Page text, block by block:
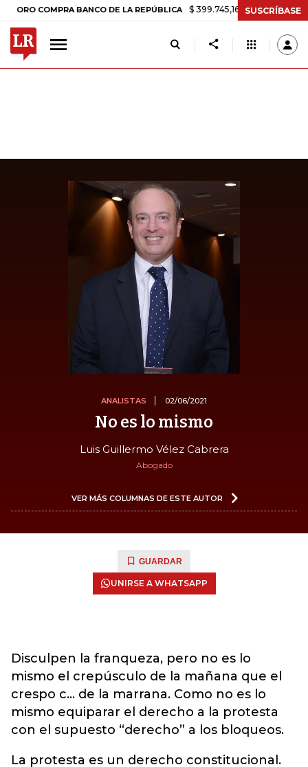
COMPRA BANCO DE LA REPÚBLICA $ 399.745,16 +$ 2.295,71 +0,58%
SUSCRÍBASE
ANALISTAS 02/06/2021
No es lo mismo
Luis Guillermo Vélez Cabrera
Abogado
VER MÁS COLUMNAS DE ESTE AUTOR
GUARDAR
UNIRSE A WHATSAPP
Disculpen la franqueza, pero no es lo
mismo el crepúsculo de la mañana que el
crespo c… de la marrana. Como no es lo
mismo equiparar el derecho a la protesta
con el supuesto “derecho” a los bloqueos.
La protesta es un derecho constitucional.